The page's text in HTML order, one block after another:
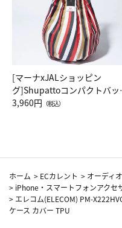
[マーナxJALショッピン
グ]Shupattoコンパクトバッ
Drop JAL客室乗務員（LC）ス
3,960円 （税込）
ホーム > ECカレント > オーディ
> iPhone・スマートフォンアクセ
> エレコム(ELECOM) PM-
ケース カバー TPU